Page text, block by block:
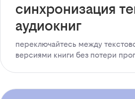
синхронизация
аудиокниг
переключайтесь между
версиями книги без потери